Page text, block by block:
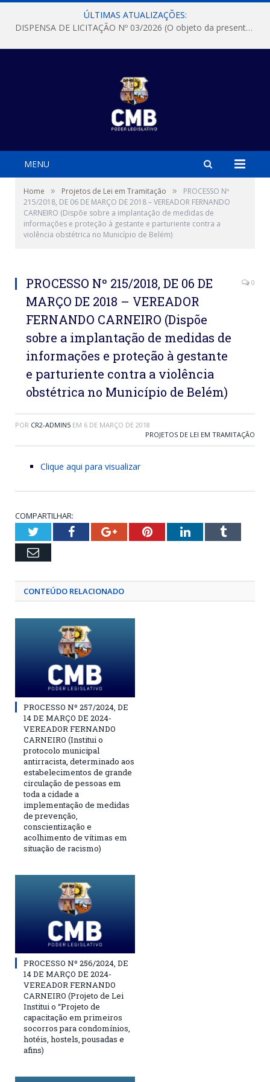
ÚLTIMAS ATUALIZAÇÕES:
DISPENSA DE LICITAÇÃO Nº 03/2026 (O objeto da presente dispensa é a escolha da proposta mais vantajosa para a aquisição, de aparelhos de ar condicionado, tipo Split, com material de instalação e fogão industrial, conforme condições, quantidades e exigências estabelecidas no termo de referencia e neste aviso de contratação direta e seus anexos)
MENU
Home » Projetos de Lei em Tramitação »
PROCESSO Nº
215/2018, DE 06 DE MARÇO DE 2018 – VEREADOR FERNANDO
CARNEIRO (Dispõe sobre a implantação de medidas de
informações e proteção à gestante e parturiente contra a
violência obstétrica no Município de Belém)
PROCESSO Nº 215/2018, DE 06 DE
MARÇO DE 2018 – VEREADOR
FERNANDO CARNEIRO (Dispõe
sobre a implantação de medidas de
informações e proteção à gestante
e parturiente contra a violência
obstétrica no Município de Belém)
0
POR CR2-ADMIN5 EM 6 DE MARÇO DE 2018
PROJETOS DE LEI EM TRAMITAÇÃO
Clique aqui para visualizar
COMPARTILHAR:
TwitterFacebookGoogle+PinterestLinkedInTumblr
Email
CONTEÚDO RELACIONADO
PROCESSO Nº 257/2024, DE
14 DE MARÇO DE 2024-
VEREADOR FERNANDO
CARNEIRO (Institui o
protocolo municipal
antirracista, determinado aos
estabelecimentos de grande
circulação de pessoas em
toda a cidade a
implementação de medidas
de prevenção,
conscientização e
acolhimento de vítimas em
situação de racismo)
PROCESSO Nº 256/2024, DE
14 DE MARÇO DE 2024-
VEREADOR FERNANDO
CARNEIRO (Projeto de Lei
Institui o “Projeto de
capacitação em primeiros
socorros para condomínios,
hotéis, hostels, pousadas e
afins)